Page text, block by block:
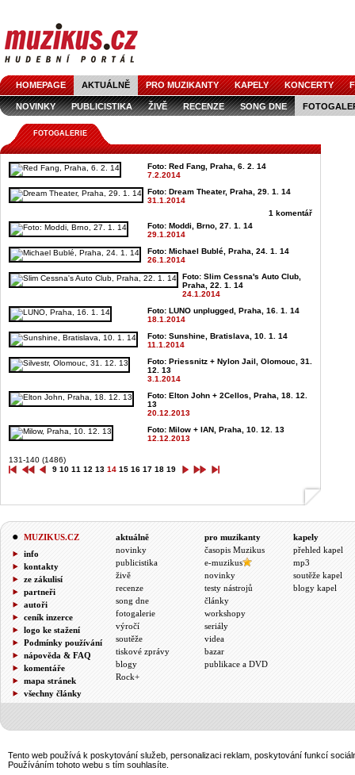
HOMEPAGE AKTUÁLNĚ PRO MUZIKANTY KAPELY KONCERTY
NOVINKY PUBLICISTIKA ŽIVĚ RECENZE SONG DNE
FOTOGALERIE
Foto: Red Fang, Praha, 6. 2. 14
7.2.2014
Foto: Dream Theater, Praha, 29. 1. 14
31.1.2014
1 komentář
Foto: Moddi, Brno, 27. 1. 14
29.1.2014
Foto: Michael Bublé, Praha, 24. 1. 14
26.1.2014
Foto: Slim Cessna's Auto Club,
Praha, 22. 1. 14
24.1.2014
Foto: LUNO unplugged, Praha, 16. 1. 14
18.1.2014
Foto: Sunshine, Bratislava, 10. 1. 14
11.1.2014
Foto: Priessnitz + Nylon Jail, Olomouc, 31.
12. 13
3.1.2014
Foto: Elton John + 2Cellos, Praha, 18. 12.
13
20.12.2013
Foto: Milow + IAN, Praha, 10. 12. 13
12.12.2013
131-140 (1486)
9 10 11 12 13 14 15 16 17 18 19
MUZIKUS.CZ
info
kontakty
ze zákulisí
partneři
autoři
ceník inzerce
logo ke stažení
Podmínky používání
nápověda & FAQ
komentáře
mapa stránek
všechny články
aktuálně
novinky
publicistika
živě
recenze
song dne
fotogalerie
výročí
soutěže
tiskové zprávy
blogy
Rock+
pro muzikanty
časopis Muzikus
e-muzikus
novinky
testy nástrojů
články
workshopy
seriály
videa
bazar
publikace a DVD
kapely
přehled kapel
mp3
soutěže kapel
blogy kapel
Tento web používá k poskytování služeb, personalizaci reklam, poskytování funkcí
Používáním tohoto webu s tím souhlasíte.